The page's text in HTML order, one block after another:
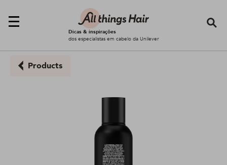
Dicas & inspirações
dos especialistas em cabelo da Unilever
Products